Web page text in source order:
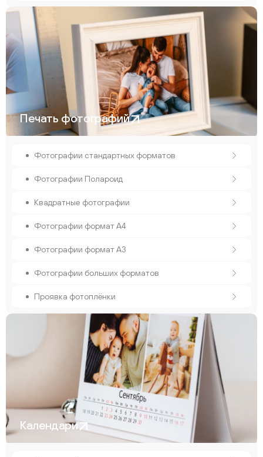
Печать фотографий
Фотографии стандартных форматов
Фотографии Полароид
Квадратные фотографии
Фотографии формат А4
Фотографии формат А3
Фотографии больших форматов
Проявка фотоплёнки
Календари